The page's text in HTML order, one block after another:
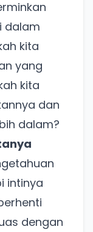
dalam
kita
yang
kita
dan
dalam?
intinya
dengan
coba
BulkFame
tetap bisa